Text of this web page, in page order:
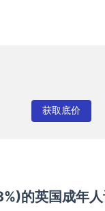
获取底价
的英国成年